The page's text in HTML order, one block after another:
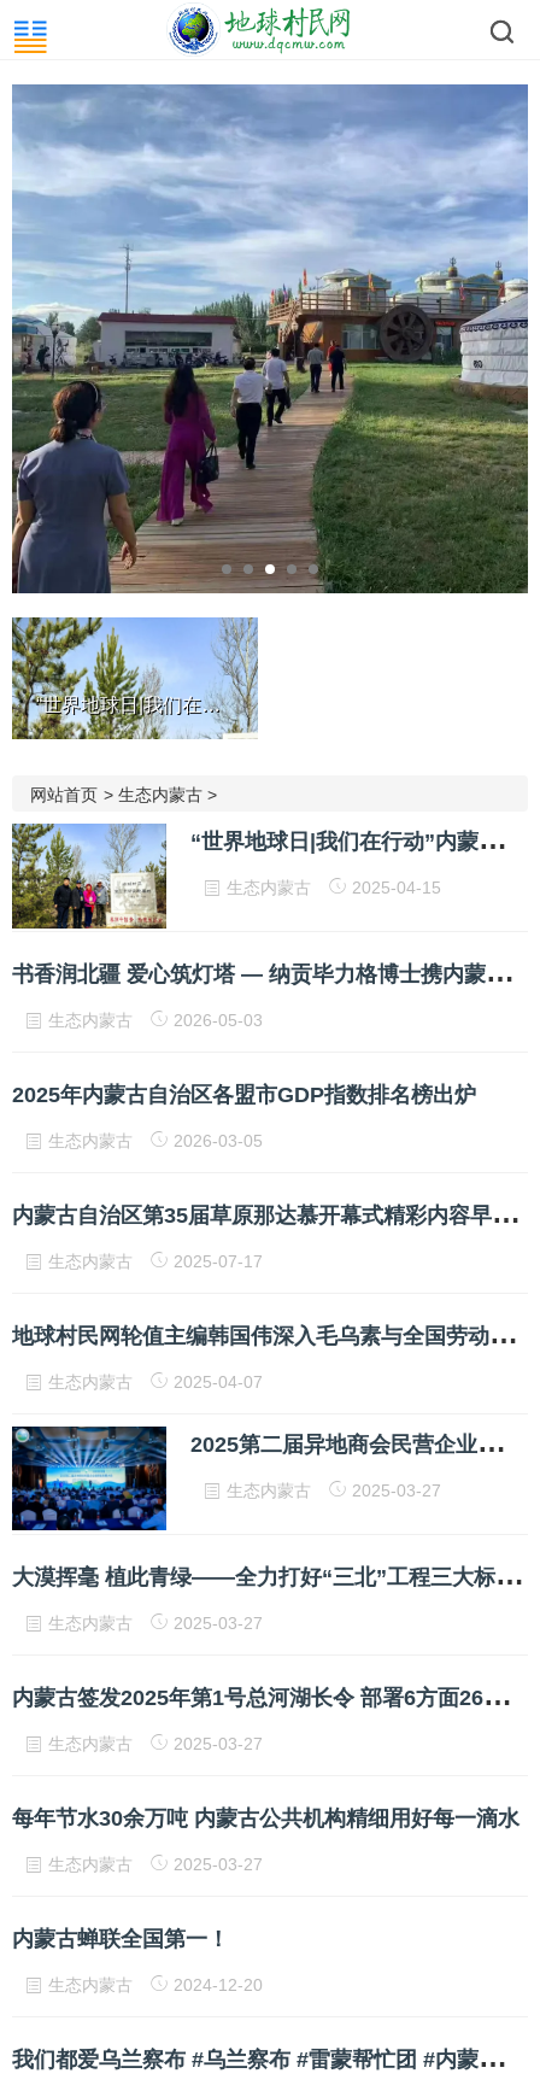
“世界地球日|我们在行动”内...
网站首页 > 生态内蒙古 >
“
世界地球日|我们在行动”内蒙古毛乌素沙漠公益植树行动倡议书
生态内蒙古 2025-04-15
书
香润北疆 爱心筑灯塔 — 纳贡毕力格博士携内蒙古阿吉泰蒙医医院有限公司向全区12盟市捐建爱心图书室
生态内蒙古 2026-05-03
2025年内蒙古自治区各盟市GDP指数排名榜出炉
生态内蒙古 2026-03-05
内
蒙古自治区第35届草原那达慕开幕式精彩内容早知道
生态内蒙古 2025-07-17
地
球村民网轮值主编韩国伟深入毛乌素与全国劳动模范面对面
生态内蒙古 2025-04-07
2
025第二届异地商会民营企业高质量发展大会在京召开
生态内蒙古 2025-03-27
大
漠挥毫 植此青绿——全力打好“三北”工程三大标志性战役
生态内蒙古 2025-03-27
内
蒙古签发2025年第1号总河湖长令 部署6方面26项重点工作
生态内蒙古 2025-03-27
每年节水30余万吨 内蒙古公共机构精细用好每一滴水
生态内蒙古 2025-03-27
内蒙古蝉联全国第一！
生态内蒙古 2024-12-20
我
们都爱乌兰察布 #乌兰察布 #雷蒙帮忙团 #内蒙古诚信建设工程